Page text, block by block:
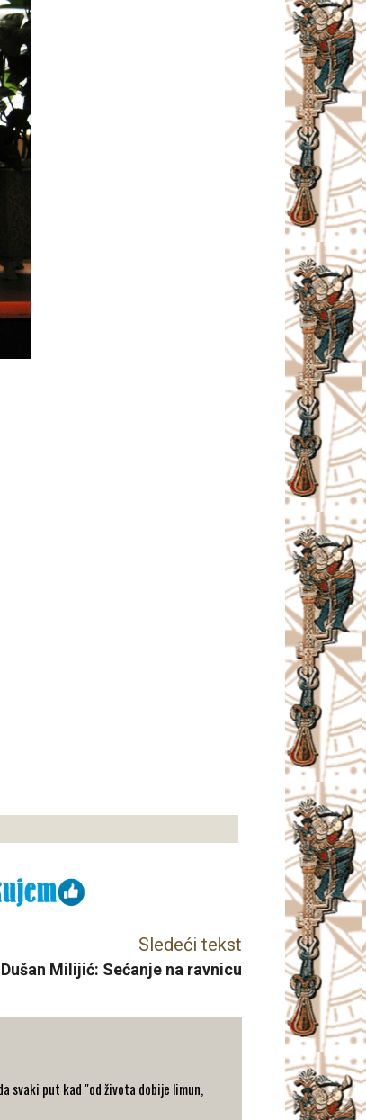
Sledeći tekst
Dušan Milijić: Sećanje na ravnicu
svaki put kad "od života dobije limun,